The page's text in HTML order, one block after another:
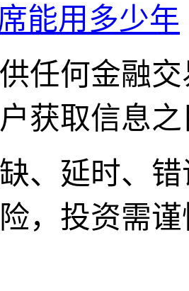
能用多少年
任何金融
获取信息
、延时、
，投资需